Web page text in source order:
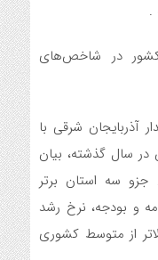
.
در شاخص‌های
آذربایجان شرقی با
در سال گذشته، بیان
سه استان برتر
و بودجه، نرخ رشد
از متوسط کشوری